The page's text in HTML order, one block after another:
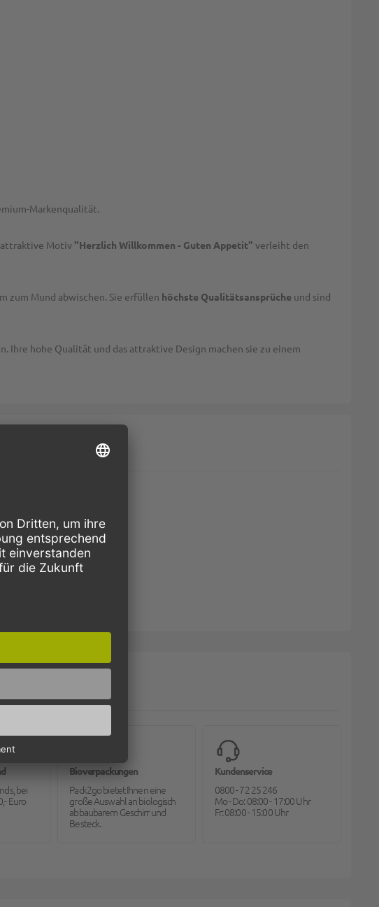
Markenqualität.
attraktive Motiv "Herzlich Willkommen - Guten Appetit" verleiht den
zum Mund abwischen. Sie erfüllen höchste Qualitätsansprüche und sind
Ihre hohe Qualität und das attraktive Design machen sie zu einem
bei
Euro
Bioverpackungen
Pack2go bietet Ihnen eine
große Auswahl an biologisch
abbaubarem Geschirr und
Besteck.
Kundenservice
0800 - 72 25 246
Mo - Do: 08:00 - 17:00 Uhr
Fr: 08:00 - 15:00 Uhr